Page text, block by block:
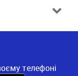
телефоні